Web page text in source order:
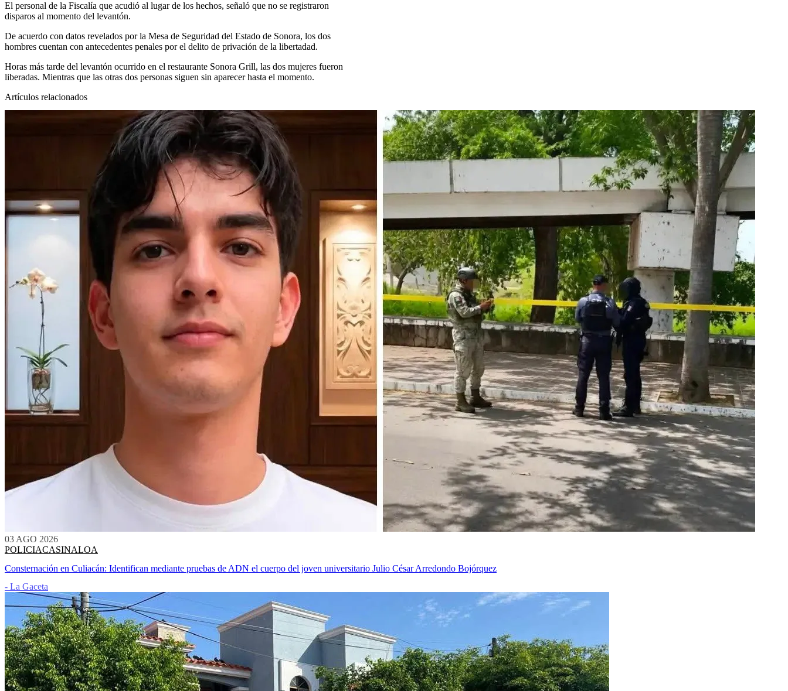
El personal de la Fiscalía que acudió al lugar de los hechos, señaló que no se registraron
disparos al momento del levantón.
De acuerdo con datos revelados por la Mesa de Seguridad del Estado de Sonora, los dos
hombres cuentan con antecedentes penales por el delito de privación de la libertadad.
Horas más tarde del levantón ocurrido en el restaurante Sonora Grill, las dos mujeres fueron
liberadas. Mientras que las otras dos personas siguen sin aparecer hasta el momento.
Artículos relacionados
03 AGO 2026
POLICIACASINALOA
Consternación en Culiacán: Identifican mediante pruebas de ADN el cuerpo del joven universitario Julio César Arredondo Bojórquez
- La Gaceta